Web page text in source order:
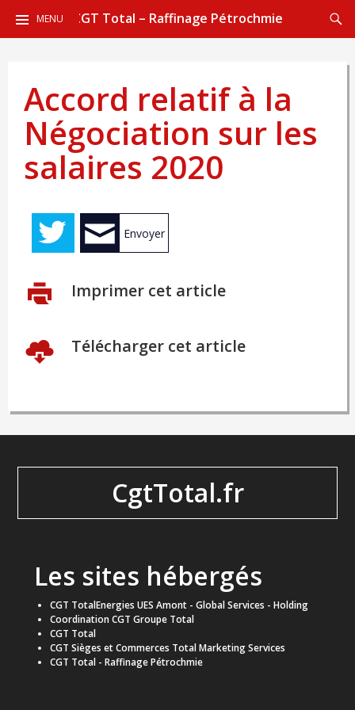
CGT Total – Raffinage Pétrochmie
MENU
AU
Accord relatif à la
Négociation sur les
salaires 2020
Envoyer
Imprimer cet article
Télécharger cet article
CgtTotal.fr
Les sites hébergés
CGT TotalEnergies UES Amont - Global Services - Holding
Coordination CGT Groupe Total
CGT Total
CGT Sièges et Commerces Total Marketing Services
CGT Total - Raffinage Pétrochmie